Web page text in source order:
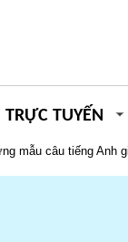
TUYẾN
mẫu câu tiếng Anh